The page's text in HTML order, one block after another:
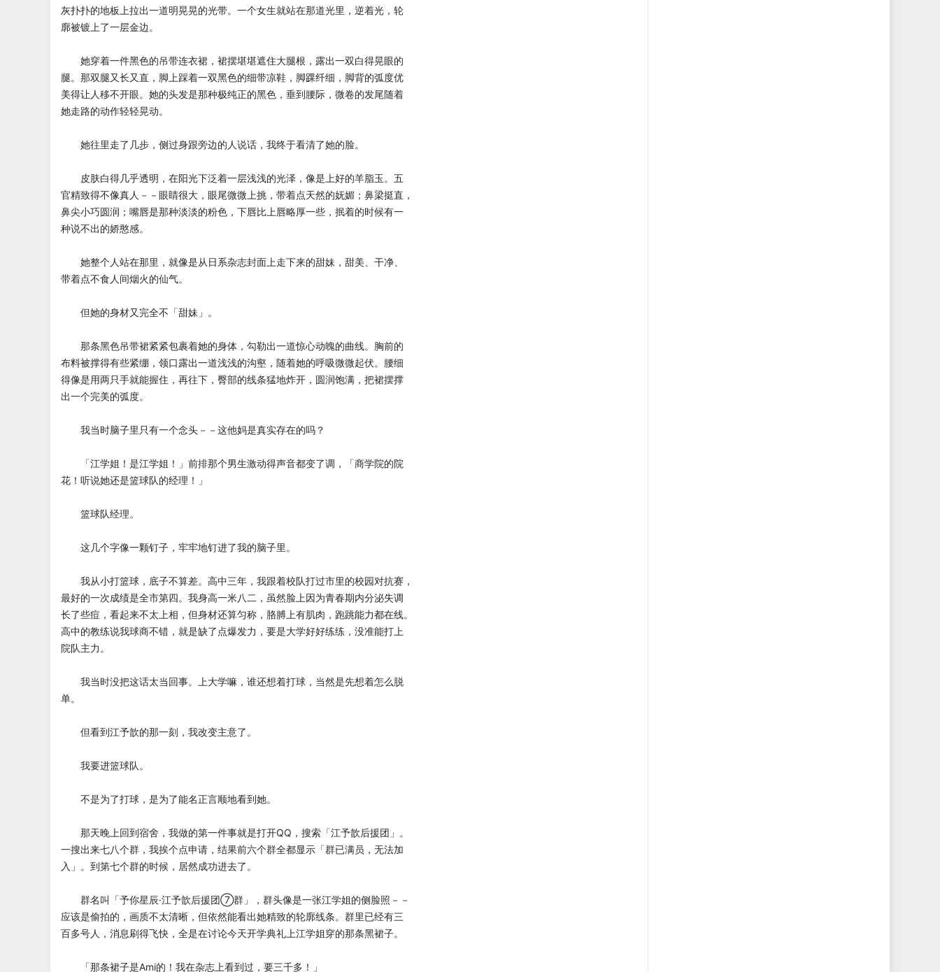
灰扑扑的地板上拉出一道明晃晃的光带。一个女生就站在那道光里，逆着光，轮
廓被镀上了一层金边。
她穿着一件黑色的吊带连衣裙，裙摆堪堪遮住大腿根，露出一双白得晃眼的
腿。那双腿又长又直，脚上踩着一双黑色的细带凉鞋，脚踝纤细，脚背的弧度优
美得让人移不开眼。她的头发是那种极纯正的黑色，垂到腰际，微卷的发尾随着
她走路的动作轻轻晃动。
她往里走了几步，侧过身跟旁边的人说话，我终于看清了她的脸。
皮肤白得几乎透明，在阳光下泛着一层浅浅的光泽，像是上好的羊脂玉。五
官精致得不像真人－－眼睛很大，眼尾微微上挑，带着点天然的妩媚；鼻梁挺直，
鼻尖小巧圆润；嘴唇是那种淡淡的粉色，下唇比上唇略厚一些，抿着的时候有一
种说不出的娇憨感。
她整个人站在那里，就像是从日系杂志封面上走下来的甜妹，甜美、干净、
带着点不食人间烟火的仙气。
但她的身材又完全不「甜妹」。
那条黑色吊带裙紧紧包裹着她的身体，勾勒出一道惊心动魄的曲线。胸前的
布料被撑得有些紧绷，领口露出一道浅浅的沟壑，随着她的呼吸微微起伏。腰细
得像是用两只手就能握住，再往下，臀部的线条猛地炸开，圆润饱满，把裙摆撑
出一个完美的弧度。
我当时脑子里只有一个念头－－这他妈是真实存在的吗？
「江学姐！是江学姐！」前排那个男生激动得声音都变了调，「商学院的院
花！听说她还是篮球队的经理！」
篮球队经理。
这几个字像一颗钉子，牢牢地钉进了我的脑子里。
我从小打篮球，底子不算差。高中三年，我跟着校队打过市里的校园对抗赛，
最好的一次成绩是全市第四。我身高一米八二，虽然脸上因为青春期内分泌失调
长了些痘，看起来不太上相，但身材还算匀称，胳膊上有肌肉，跑跳能力都在线。
高中的教练说我球商不错，就是缺了点爆发力，要是大学好好练练，没准能打上
院队主力。
我当时没把这话太当回事。上大学嘛，谁还想着打球，当然是先想着怎么脱
单。
但看到江予歆的那一刻，我改变主意了。
我要进篮球队。
不是为了打球，是为了能名正言顺地看到她。
那天晚上回到宿舍，我做的第一件事就是打开QQ，搜索「江予歆后援团」。
一搜出来七八个群，我挨个点申请，结果前六个群全都显示「群已满员，无法加
入」。到第七个群的时候，居然成功进去了。
群名叫「予你星辰·江予歆后援团⑦群」，群头像是一张江学姐的侧脸照－－
应该是偷拍的，画质不太清晰，但依然能看出她精致的轮廓线条。群里已经有三
百多号人，消息刷得飞快，全是在讨论今天开学典礼上江学姐穿的那条黑裙子。
「那条裙子是Ami的！我在杂志上看到过，要三千多！」